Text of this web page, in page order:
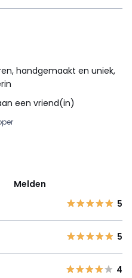
handgemaakt en uniek,
een vriend(in)
Melden
5
5
4